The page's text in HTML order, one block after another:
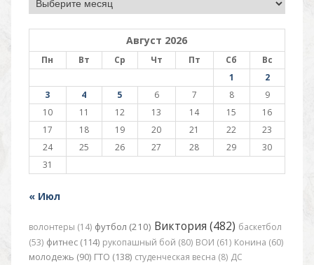
Август 2026
Пн Вт Ср Чт Пт Сб
Вс
1
2
3
4 5 6 7 8
9
10
11 12 13 14 15
16
17
18 19 20 21 22
23
24
25 26 27 28 29
30
31
« Июл
волонтеры (14) футбол (210) Виктория (482) баскетбол
(53) фитнес (114) рукопашный бой (80) ВОИ (61) Конина (60)
молодежь (90) ГТО (138) студенческая весна (8) ДС